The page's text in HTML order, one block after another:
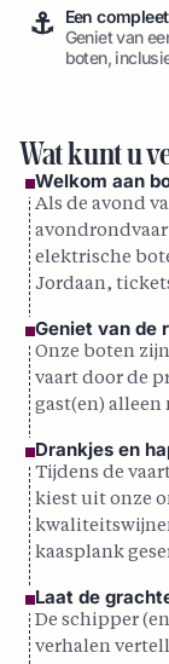
⚓ Een
Geniet van
boten,
Wat kunt u
Welkom aan
Als de avond
elektrische
Jordaan,
Geniet van de
Onze boten
vaart door de
gast(en) alleen
Drankjes en
Tijdens de
kiest uit onze
kaasplank
Laat de
De schipper
verhalen